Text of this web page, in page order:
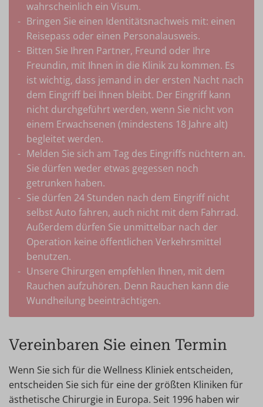
persönliche Nummer Ihres Arztes, damit Ihnen
direkt, effizient und schnell geholfen werden
kann.
Digitale Überwachung durch Fotos, Anrufe
und Videoanrufe:Nachbesprechungen
zwischen Patient und Arzt können sowohl per
Telefon als auch per Videokonferenz stattfinden.
Dabei kann der Chirurg im Voraus Fotos
anfordern, um den Fortschritt des Patienten zu
beurteilen.
Alle Nachsorgekonsultationen in der Wellness
Kliniek sind ein Jahr lang nach dem Eingriff
kostenlos im Behandlungspreis enthalten. Die
Kosten für Dritte gehen zu Lasten des Patienten.
wahrscheinlich ein Visum.
Bringen Sie einen Identitätsnachweis mit: einen
Reisepass oder einen Personalausweis.
Bitten Sie Ihren Partner, Freund oder Ihre
Freundin, mit Ihnen in die Klinik zu kommen. Es
ist wichtig, dass jemand in der ersten Nacht nach
dem Eingriff bei Ihnen bleibt. Der Eingriff kann
nicht durchgeführt werden, wenn Sie nicht von
einem Erwachsenen (mindestens 18 Jahre alt)
begleitet werden.
Melden Sie sich am Tag des Eingriffs nüchtern an.
Sie dürfen weder etwas gegessen noch
getrunken haben.
Sie dürfen 24 Stunden nach dem Eingriff nicht
selbst Auto fahren, auch nicht mit dem Fahrrad.
Außerdem dürfen Sie unmittelbar nach der
Operation keine öffentlichen Verkehrsmittel
benutzen.
Unsere Chirurgen empfehlen Ihnen, mit dem
Rauchen aufzuhören. Denn Rauchen kann die
Wundheilung beeinträchtigen.
Vereinbaren Sie einen Termin
Wenn Sie sich für die Wellness Kliniek entscheiden,
entscheiden Sie sich für eine der größten Kliniken für
ästhetische Chirurgie in Europa. Seit 1996 haben wir